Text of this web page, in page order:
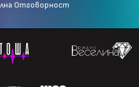
Отговорност